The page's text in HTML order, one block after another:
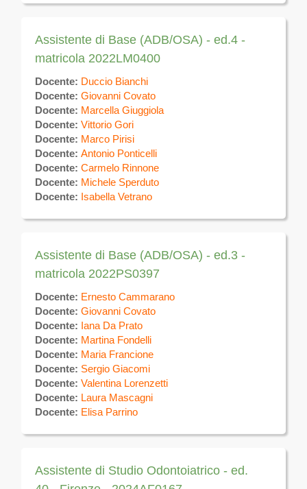
Assistente di Base (ADB/OSA) - ed.4 -
matricola 2022LM0400
Docente: Duccio Bianchi
Docente: Giovanni Covato
Docente: Marcella Giuggiola
Docente: Vittorio Gori
Docente: Marco Pirisi
Docente: Antonio Ponticelli
Docente: Carmelo Rinnone
Docente: Michele Sperduto
Docente: Isabella Vetrano
Assistente di Base (ADB/OSA) - ed.3 -
matricola 2022PS0397
Docente: Ernesto Cammarano
Docente: Giovanni Covato
Docente: Iana Da Prato
Docente: Martina Fondelli
Docente: Maria Francione
Docente: Sergio Giacomi
Docente: Valentina Lorenzetti
Docente: Laura Mascagni
Docente: Elisa Parrino
Assistente di Studio Odontoiatrico - ed.